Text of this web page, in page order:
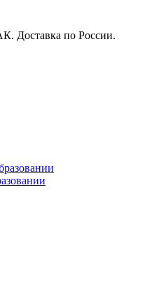
Доставка по России.